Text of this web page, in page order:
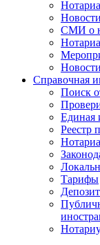
СМИ о
Справочная
Поиск
Единая
Реестр
Тарифы